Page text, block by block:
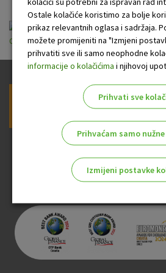
Opće informacije o
dom.pdf
Prijava na newsletter OTP banke
Ostale kolačiće koristimo za bolje
prikaz relevantnih oglasa i sadržaja.
možete promijeniti na "Izmjeni
prihvatiti sve ili samo neophodne
informacije o kolačićima i njihovoj
Prihvati sve
Prihvaćam samo
Izmijeni postavke